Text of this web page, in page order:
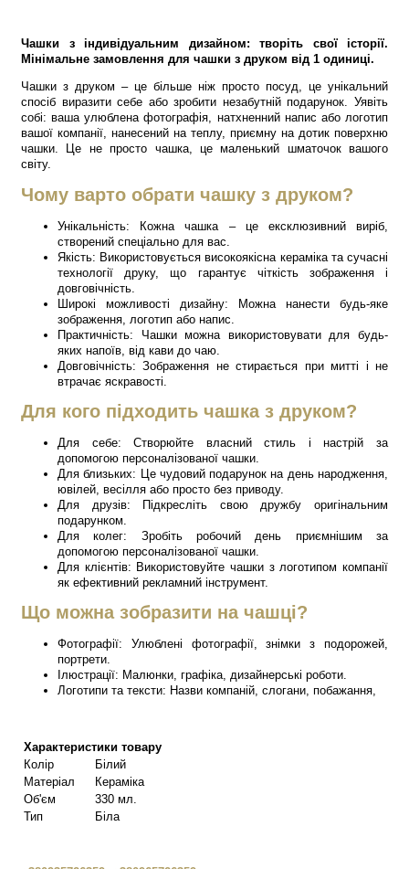
Чашки з індивідуальним дизайном: творіть свої історії.
Мінімальне замовлення для чашки з друком від 1 одиниці.
Чашки з друком – це більше ніж просто посуд, це унікальний
спосіб виразити себе або зробити незабутній подарунок. Уявіть
собі: ваша улюблена фотографія, натхненний напис або логотип
вашої компанії, нанесений на теплу, приємну на дотик поверхню
чашки. Це не просто чашка, це маленький шматочок вашого
світу.
Чому варто обрати чашку з друком?
Унікальність: Кожна чашка – це ексклюзивний виріб,
створений спеціально для вас.
Якість: Використовується високоякісна кераміка та сучасні
технології друку, що гарантує чіткість зображення і
довговічність.
Широкі можливості дизайну: Можна нанести будь-яке
зображення, логотип або напис.
Практичність: Чашки можна використовувати для будь-
яких напоїв, від кави до чаю.
Довговічність: Зображення не стирається при митті і не
втрачає яскравості.
Для кого підходить чашка з друком?
Для себе: Створюйте власний стиль і настрій за
допомогою персоналізованої чашки.
Для близьких: Це чудовий подарунок на день народження,
ювілей, весілля або просто без приводу.
Для друзів: Підкресліть свою дружбу оригінальним
подарунком.
Для колег: Зробіть робочий день приємнішим за
допомогою персоналізованої чашки.
Для клієнтів: Використовуйте чашки з логотипом компанії
як ефективний рекламний інструмент.
Що можна зобразити на чашці?
Фотографії: Улюблені фотографії, знімки з подорожей,
портрети.
Ілюстрації: Малюнки, графіка, дизайнерські роботи.
Логотипи та тексти: Назви компаній, слогани, побажання,
Характеристики товару
Колір
Білий
Матеріал
Кераміка
Об'єм
330 мл.
Тип
Біла